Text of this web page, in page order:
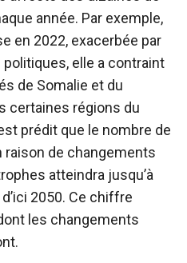
année. Par exemple,
en 2022, exacerbée par
politiques, elle a contraint
de Somalie et du
certaines régions du
prédit que le nombre de
de changements
atteindra jusqu’à
2050. Ce chiffre
les changements